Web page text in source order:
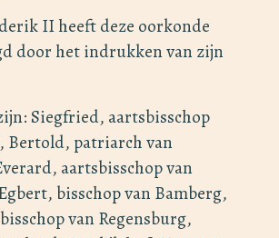
II heeft deze oorkonde
door het indrukken van zijn
Siegfried, aartsbisschop
Bertold, patriarch van
aartsbisschop van
bisschop van Bamberg,
van Regensburg,